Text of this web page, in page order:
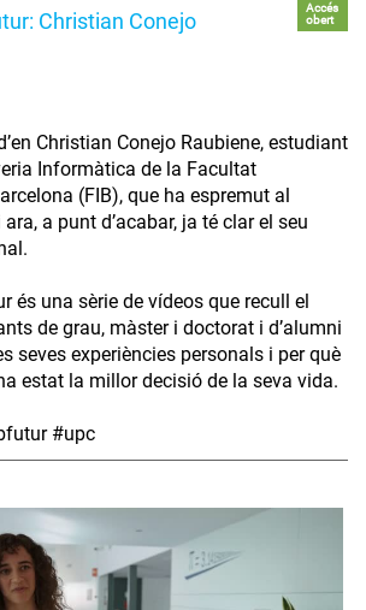
Christian Conejo
Accés
obert
Christian Conejo Raubiene, estudiant
Informàtica de la Facultat
(FIB), que ha espremut al
a punt d’acabar, ja té clar el seu
és una sèrie de vídeos que recull el
de grau, màster i doctorat i d’alumni
seves experiències personals i per què
estat la millor decisió de la seva vida.
#upc